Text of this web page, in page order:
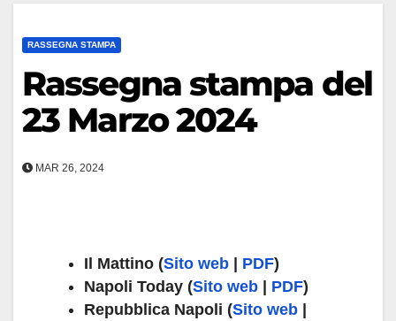
RASSEGNA STAMPA
Rassegna stampa del
23 Marzo 2024
MAR 26, 2024
Il Mattino (Sito web PDF)
Napoli Today (Sito web PDF)
Repubblica Napoli (Sito web